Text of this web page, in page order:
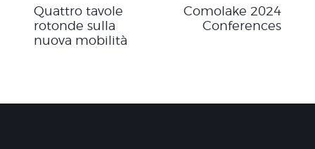
Quattro tavole
rotonde sulla
nuova mobilità
Comolake 2024
Conferences